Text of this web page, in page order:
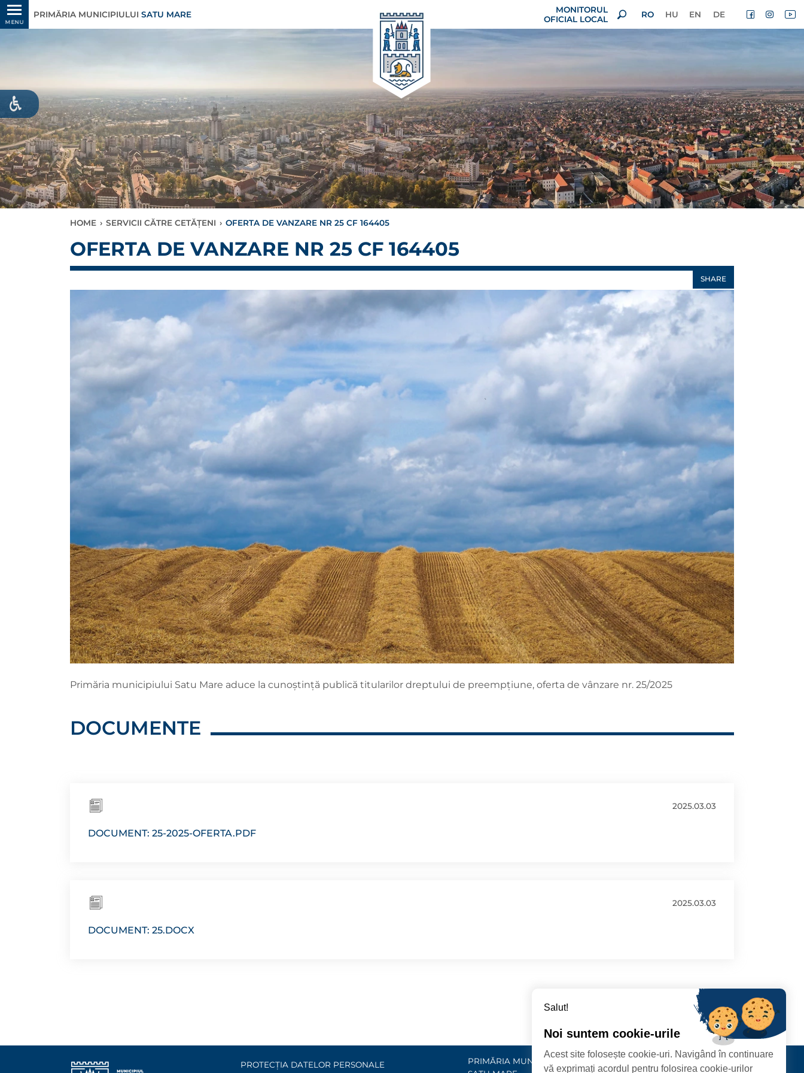
MENU
PRIMĂRIA MUNICIPIULUI SATU MARE
MONITORUL
OFICIAL LOCAL
RO HU EN DE
HOME › SERVICII CĂTRE CETĂȚENI › OFERTA DE VANZARE NR 25 CF 164405
OFERTA DE VANZARE NR 25 CF 164405
SHARE
Primăria municipiului Satu Mare aduce la cunoștință publică titularilor dreptului de preempțiune, oferta de vânzare nr. 25/2025
DOCUMENTE
2025.03.03
DOCUMENT: 25-2025-OFERTA.PDF
2025.03.03
DOCUMENT: 25.DOCX
PROTECȚIA DATELOR PERSONALE
PRIMĂRIA MUNICIPIULUI
Contact
Salut!
Noi suntem cookie-urile
Acest site folosește cookie-uri. Navigând în continuare
vă exprimați acordul pentru folosirea cookie-urilor